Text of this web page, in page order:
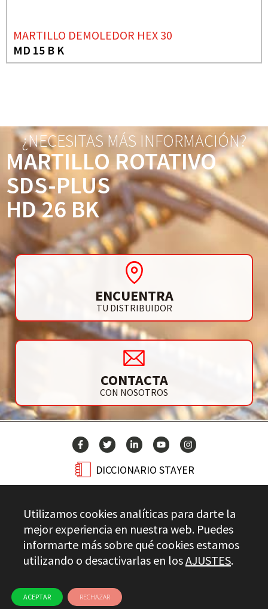
MARTILLO DEMOLEDOR HEX 30
MD 15 B K
¿NECESITAS MÁS INFORMACIÓN?
MARTILLO ROTATIVO
SDS-PLUS
HD 26 BK
ENCUENTRA
TU DISTRIBUIDOR
CONTACTA
CON NOSOTROS
DICCIONARIO STAYER
CONTACTO
Stayer.es © 2026
PRIVACIDAD
CANAL ÉTICO
Utilizamos cookies analíticas para darte la
mejor experiencia en nuestra web. Puedes
informarte más sobre qué cookies estamos
utilizando o desactivarlas en losAJUSTES.
ACEPTAR RECHAZAR